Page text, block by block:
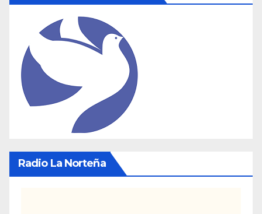
Radio La Norteña